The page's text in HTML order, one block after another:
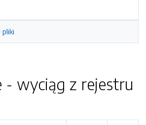
pliki
- wyciąg z rejestru